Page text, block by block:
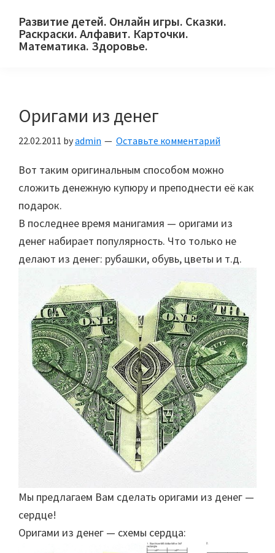
primary
main
primary
Развитие детей. Онлайн игры. Сказки.
Раскраски. Алфавит. Карточки.
Математика. Здоровье.
и
родителей.
Оригами из денег
22.02.2011 byadmin Оставьте комментарий
Вот таким оригинальным способом можно
сложить денежную купюру и преподнести её как
подарок.
В последнее время манигамия — оригами из
денег набирает популярность. Что только не
делают из денег: рубашки, обувь, цветы и т.д.
Мы предлагаем Вам сделать оригами из денег —
сердце!
Оригами из денег — схемы сердца: